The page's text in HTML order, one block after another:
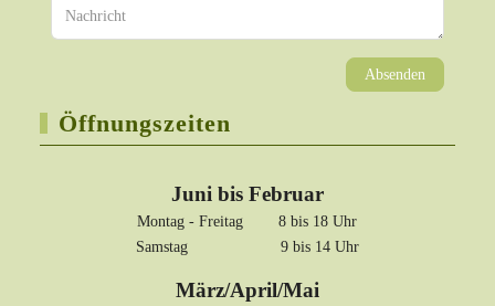
Absenden
Öffnungszeiten
Juni bis Februar
Montag - Freitag 8 bis 18 Uhr
Samstag 9 bis 14 Uhr
März/April/Mai